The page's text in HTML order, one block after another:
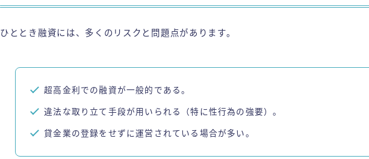
ひととき融資には、多くのリスクと問題点があります。
超高金利での融資が一般的である。
違法な取り立て手段が用いられる（特に性行為の強要）。
貸金業の登録をせずに運営されている場合が多い。